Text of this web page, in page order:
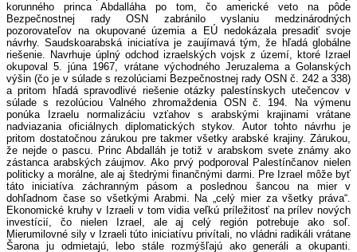
korunného princa Abdalláha po tom, čo americké veto na pôde
Bezpečnostnej rady OSN zabránilo vyslaniu medzinárodných
pozorovateľov na okupované územia a EÚ nedokázala presadiť svoje
návrhy. Saudskoarabská iniciatíva je zaujímavá tým, že hľadá globálne
riešenie. Navrhuje úplný odchod izraelských vojsk z území, ktoré Izrael
okupoval 5. júna 1967, vrátane východného Jeruzalema a Golanských
výšin (čo je v súlade s rezolúciami Bezpečnostnej rady OSN č. 242 a 338)
a pritom hľadá spravodlivé riešenie otázky palestínskych utečencov v
súlade s rezolúciou Valného zhromaždenia OSN č. 194. Na výmenu
ponúka Izraelu normalizáciu vzťahov s arabskými krajinami vrátane
nadviazania oficiálnych diplomatických stykov. Autor tohto návrhu je
pritom dostatočnou zárukou pre takmer všetky arabské krajiny. Zárukou,
že nejde o pascu. Princ Abdalláh je totiž v arabskom svete známy ako
zástanca arabských záujmov. Ako prvý podporoval Palestínčanov nielen
politicky a morálne, ale aj štedrými finančnými darmi. Pre Izrael môže byť
táto iniciatíva záchranným pásom a poslednou šancou na mier v
dohľadnom čase so všetkými Arabmi. Na „celý mier za všetky práva“.
Ekonomické kruhy v Izraeli v tom vidia veľkú príležitosť na prílev nových
investícií, čo nielen Izrael, ale aj celý región potrebuje ako soľ.
Mierumilovné sily v Izraeli túto iniciatívu privítali, no vládni radikáli vrátane
Šarona ju odmietajú, lebo stále rozmýšľajú ako generáli a okupanti.